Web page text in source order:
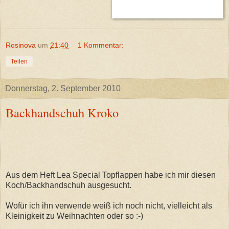
Rosinova um 21:40 1 Kommentar:
Teilen
Donnerstag, 2. September 2010
Backhandschuh Kroko
Aus dem Heft Lea Special Topflappen habe ich mir diesen
Koch/Backhandschuh ausgesucht.
Wofür ich ihn verwende weiß ich noch nicht, vielleicht als
Kleinigkeit zu Weihnachten oder so :-)